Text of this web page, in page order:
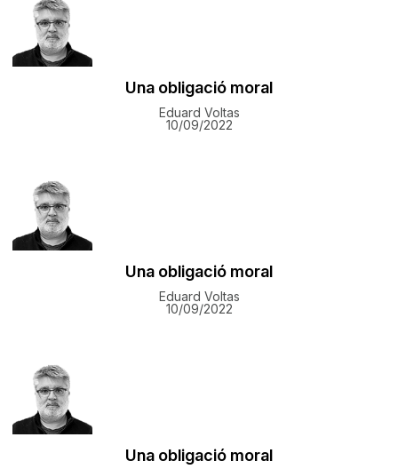
Una obligació moral
Eduard Voltas
10/09/2022
Una obligació moral
Eduard Voltas
10/09/2022
Una obligació moral